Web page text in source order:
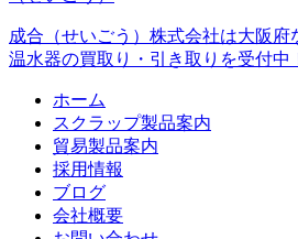
成合（せいごう）株式会社は大阪
温水器の買取り・引き取りを受付中
ホーム
スクラップ製品案内
貿易製品案内
採用情報
ブログ
会社概要